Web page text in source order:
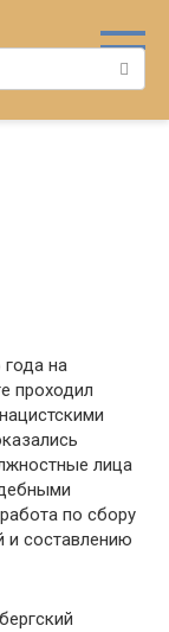
года на
проходил
лица
по сбору
и составлению